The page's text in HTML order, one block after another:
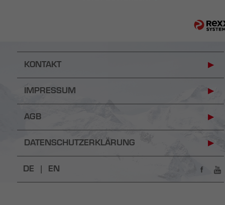
KONTAKT
IMPRESSUM
AGB
DATENSCHUTZERKLÄRUNG
DE | EN